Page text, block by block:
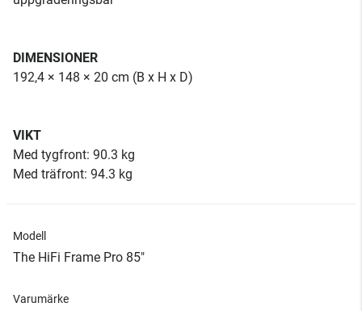
DIMENSIONER
192,4 × 148 × 20 cm (B x H x D)
VIKT
Med tygfront: 90.3 kg
Med träfront: 94.3 kg
Modell
The HiFi Frame Pro 85"
Varumärke